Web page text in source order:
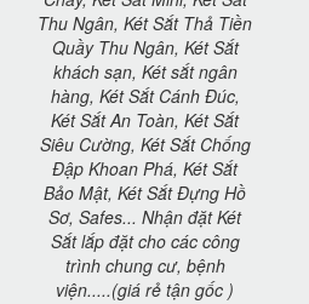
Thu Ngân, Két Sắt Thả Tiền
Quầy Thu Ngân, Két Sắt
khách sạn, Két sắt ngân
hàng, Két Sắt Cánh Đúc,
Két Sắt An Toàn, Két Sắt
Siêu Cường, Két Sắt Chống
Đập Khoan Phá, Két Sắt
Bảo Mật, Két Sắt Đựng Hồ
Sơ, Safes... Nhận đặt Két
Sắt lắp đặt cho các công
trình chung cư, bệnh
viện.....(giá rẻ tận gốc )